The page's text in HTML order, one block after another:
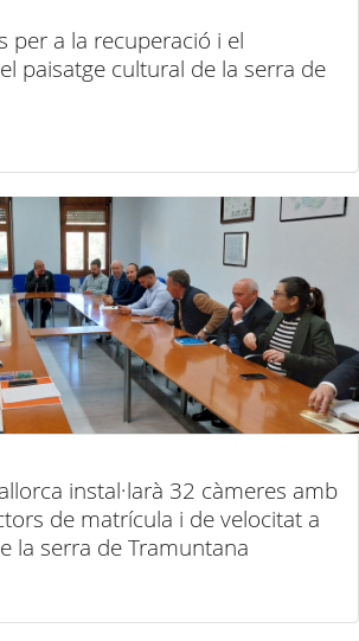
per a la recuperació i el
paisatge cultural de la serra de
instal·larà 32 càmeres amb
de matrícula i de velocitat a
la serra de Tramuntana